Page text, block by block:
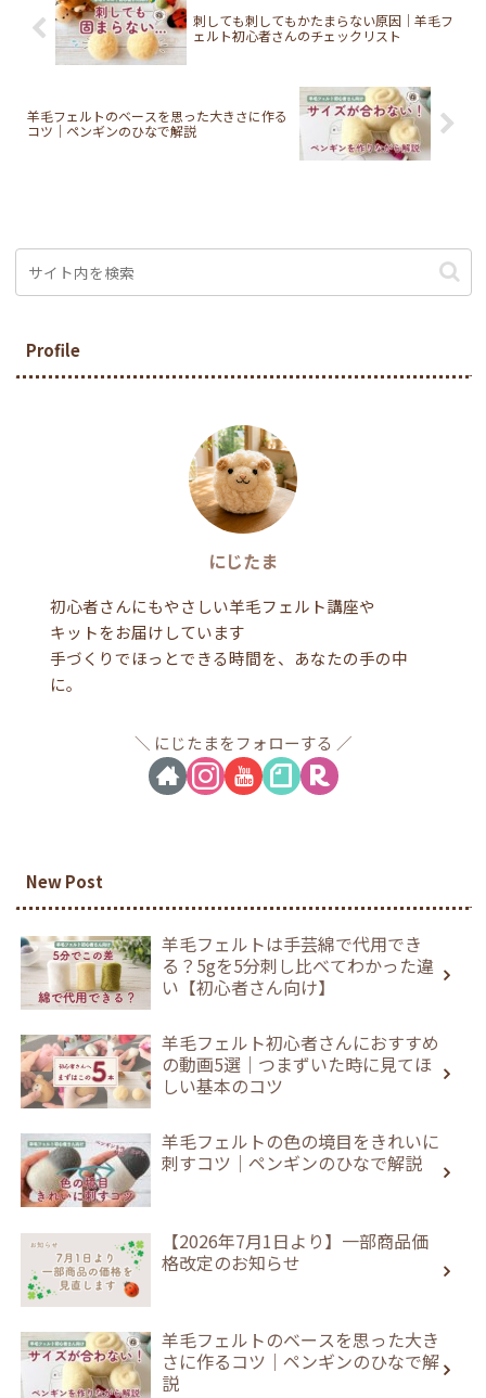
刺しても刺してもかたまらない原因｜羊毛フ
ェルト初心者さんのチェックリスト
羊毛フェルトのベースを思った大きさに作る
コツ｜ペンギンのひなで解説
Profile
にじたま
初心者さんにもやさしい羊毛フェルト講座や
キットをお届けしています
手づくりでほっとできる時間を、あなたの手の中
に。
にじたまをフォローする
New Post
羊毛フェルトは手芸綿で代用でき
る？5gを5分刺し比べてわかった違
い【初心者さん向け】
羊毛フェルト初心者さんにおすすめ
の動画5選｜つまずいた時に見てほ
しい基本のコツ
羊毛フェルトの色の境目をきれいに
刺すコツ｜ペンギンのひなで解説
【2026年7月1日より】一部商品価
格改定のお知らせ
羊毛フェルトのベースを思った大き
さに作るコツ｜ペンギンのひなで解
説